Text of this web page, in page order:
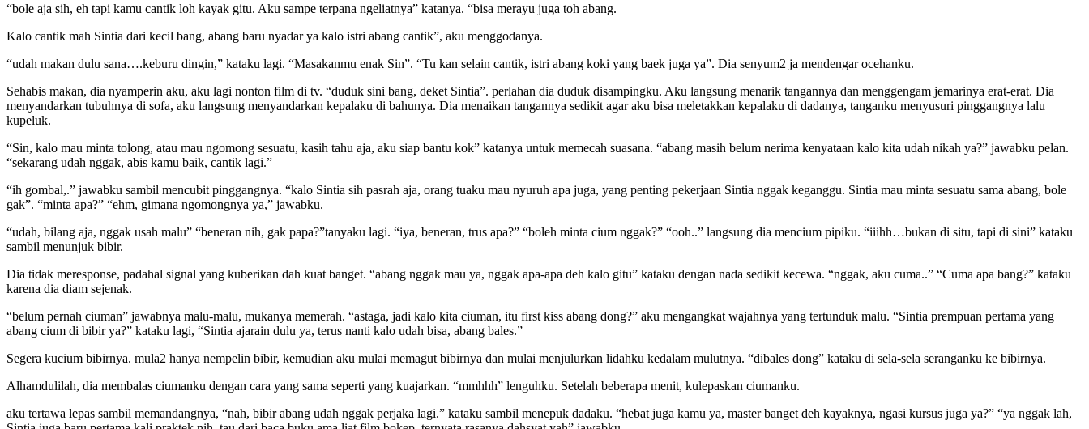
“bole aja sih, eh tapi kamu cantik loh kayak gitu. Aku sampe terpana ngeliatnya” katanya. “bisa merayu juga toh abang.
Kalo cantik mah Sintia dari kecil bang, abang baru nyadar ya kalo istri abang cantik”, aku menggodanya.
“udah makan dulu sana….keburu dingin,” kataku lagi. “Masakanmu enak Sin”. “Tu kan selain cantik, istri abang koki yang baek juga ya”. Dia senyum2 ja mendengar ocehanku.
Sehabis makan, dia nyamperin aku, aku lagi nonton film di tv. “duduk sini bang, deket Sintia”. perlahan dia duduk disampingku. Aku langsung menarik tangannya dan menggengam jemarinya erat-erat. Dia
menyandarkan tubuhnya di sofa, aku langsung menyandarkan kepalaku di bahunya. Dia menaikan tangannya sedikit agar aku bisa meletakkan kepalaku di dadanya, tanganku menyusuri pinggangnya lalu
kupeluk.
“Sin, kalo mau minta tolong, atau mau ngomong sesuatu, kasih tahu aja, aku siap bantu kok” katanya untuk memecah suasana. “abang masih belum nerima kenyataan kalo kita udah nikah ya?” jawabku pelan.
“sekarang udah nggak, abis kamu baik, cantik lagi.”
“ih gombal,.” jawabku sambil mencubit pinggangnya. “kalo Sintia sih pasrah aja, orang tuaku mau nyuruh apa juga, yang penting pekerjaan Sintia nggak keganggu. Sintia mau minta sesuatu sama abang, bole
gak”. “minta apa?” “ehm, gimana ngomongnya ya,” jawabku.
“udah, bilang aja, nggak usah malu” “beneran nih, gak papa?”tanyaku lagi. “iya, beneran, trus apa?” “boleh minta cium nggak?” “ooh..” langsung dia mencium pipiku. “iiihh…bukan di situ, tapi di sini” kataku
sambil menunjuk bibir.
Dia tidak meresponse, padahal signal yang kuberikan dah kuat banget. “abang nggak mau ya, nggak apa-apa deh kalo gitu” kataku dengan nada sedikit kecewa. “nggak, aku cuma..” “Cuma apa bang?” kataku
karena dia diam sejenak.
“belum pernah ciuman” jawabnya malu-malu, mukanya memerah. “astaga, jadi kalo kita ciuman, itu first kiss abang dong?” aku mengangkat wajahnya yang tertunduk malu. “Sintia prempuan pertama yang
abang cium di bibir ya?” kataku lagi, “Sintia ajarain dulu ya, terus nanti kalo udah bisa, abang bales.”
Segera kucium bibirnya. mula2 hanya nempelin bibir, kemudian aku mulai memagut bibirnya dan mulai menjulurkan lidahku kedalam mulutnya. “dibales dong” kataku di sela-sela seranganku ke bibirnya.
Alhamdulilah, dia membalas ciumanku dengan cara yang sama seperti yang kuajarkan. “mmhhh” lenguhku. Setelah beberapa menit, kulepaskan ciumanku.
aku tertawa lepas sambil memandangnya, “nah, bibir abang udah nggak perjaka lagi.” kataku sambil menepuk dadaku. “hebat juga kamu ya, master banget deh kayaknya, ngasi kursus juga ya?” “ya nggak lah,